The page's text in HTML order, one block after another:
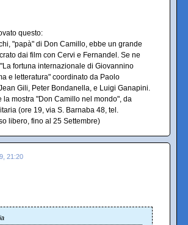
questo:
"papà" di Don Camillo, ebbe un grande
dai film con Cervi e Fernandel. Se ne
fortuna internazionale di Giovannino
e letteratura" coordinato da Paolo
Gili, Peter Bondanella, e Luigi Ganapini.
la mostra "Don Camillo nel mondo", da
(ore 19, via S. Barnaba 48, tel.
libero, fino al 25 Settembre)
21:20